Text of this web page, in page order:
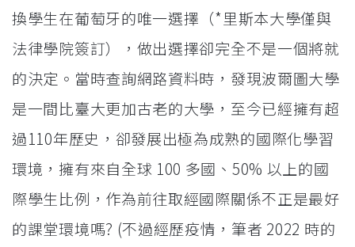
換學生在葡萄牙的唯一選擇（*里斯本大學僅與
法律學院簽訂），做出選擇卻完全不是一個將就
的決定。當時查詢網路資料時，發現波爾圖大學
是一間比臺大更加古老的大學，至今已經擁有超
過110年歷史，卻發展出極為成熟的國際化學習
環境，擁有來自全球 100 多國、50% 以上的國
際學生比例，作為前往取經國際關係不正是最好
的課堂環境嗎? (不過經歷疫情，筆者 2022 時的